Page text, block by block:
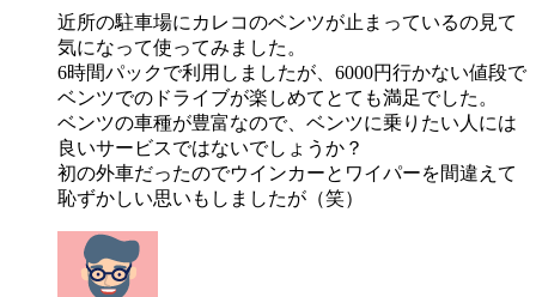
近所の駐車場にカレコのベンツが止まっているの見て
気になって使ってみました。
6時間パックで利用しましたが、6000円行かない値段で
ベンツでのドライブが楽しめてとても満足でした。
ベンツの車種が豊富なので、ベンツに乗りたい人には
良いサービスではないでしょうか？
初の外車だったのでウインカーとワイパーを間違えて
恥ずかしい思いもしましたが（笑）